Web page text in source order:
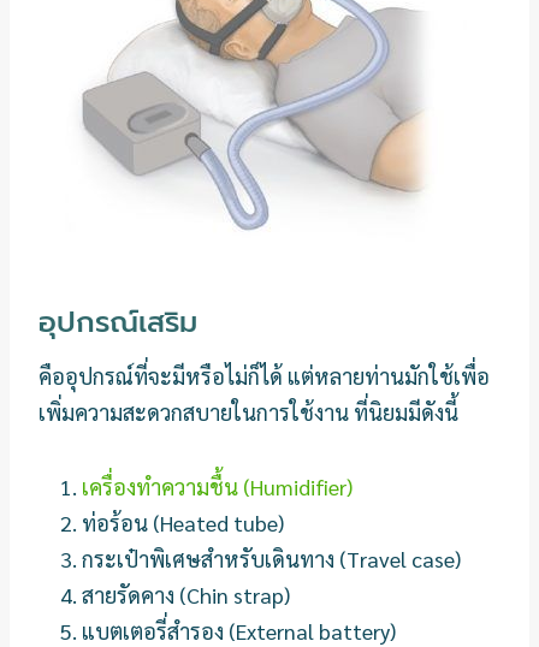
อุปกรณ์เสริม
คืออุปกรณ์ที่จะมีหรือไม่ก็ได้ แต่หลายท่านมักใช้เพื่อ
เพิ่มความสะดวกสบายในการใช้งาน ที่นิยมมีดังนี้
เครื่องทำความชื้น (Humidifier)
ท่อร้อน (Heated tube)
กระเป๋าพิเศษสำหรับเดินทาง (Travel case)
สายรัดคาง (Chin strap)
แบตเตอรี่สำรอง (External battery)